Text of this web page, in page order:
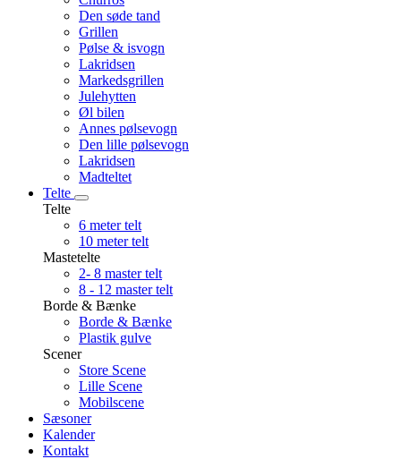
Den søde tand
Grillen
Pølse & isvogn
Lakridsen
Markedsgrillen
Julehytten
Øl bilen
Annes pølsevogn
Den lille pølsevogn
Lakridsen
Madteltet
Telte
Telte
6 meter telt
10 meter telt
Mastetelte
2- 8 master telt
8 - 12 master telt
Borde & Bænke
Borde & Bænke
Plastik gulve
Scener
Store Scene
Lille Scene
Mobilscene
Sæsoner
Kalender
Kontakt